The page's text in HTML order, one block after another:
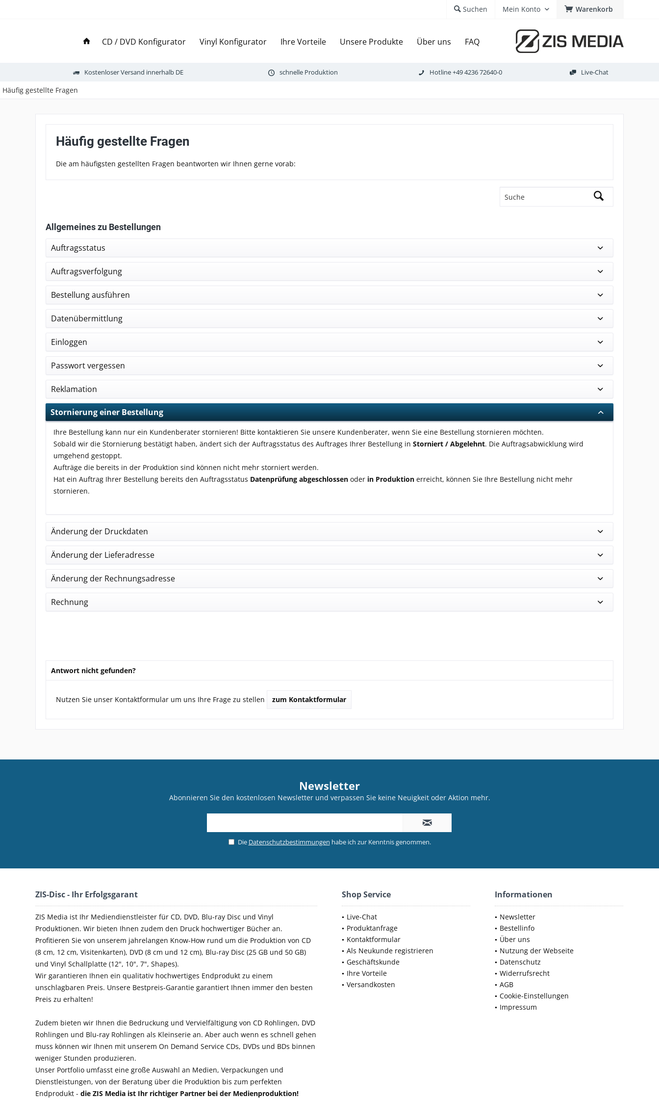
Warenkorb
Mein Konto
Suchen
CD / DVD Konfigurator Vinyl Konfigurator Ihre Vorteile Unsere Produkte Über uns FAQ
Kostenloser Versand innerhalb DE schnelle Produktion Hotline+49 4236 72640-0 Live-Chat
Häufig gestellte Fragen
Häufig gestellte Fragen
Die am häufigsten gestellten Fragen beantworten wir Ihnen gerne vorab:
Allgemeines zu Bestellungen
Auftragsstatus
Auftragsverfolgung
Bestellung ausführen
Datenübermittlung
Einloggen
Passwort vergessen
Reklamation
Stornierung einer Bestellung
Ihre Bestellung kann nur ein Kundenberater stornieren! Bitte kontaktieren Sie unsere Kundenberater, wenn Sie eine Bestellung stornieren möchten.
Sobald wir die Stornierung bestätigt haben, ändert sich der Auftragsstatus des Auftrages Ihrer Bestellung in Storniert / Abgelehnt. Die Auftragsabwicklung wird
umgehend gestoppt.
Aufträge die bereits in der Produktion sind können nicht mehr storniert werden.
Hat ein Auftrag Ihrer Bestellung bereits den Auftragsstatus Datenprüfung abgeschlossen oder in Produktion erreicht, können Sie Ihre Bestellung nicht mehr
stornieren.
Änderung der Druckdaten
Änderung der Lieferadresse
Änderung der Rechnungsadresse
Rechnung
Antwort nicht gefunden?
Nutzen Sie unser Kontaktformular um uns Ihre Frage zu stellen zum Kontaktformular
Newsletter
Abonnieren Sie den kostenlosen Newsletter und verpassen Sie keine Neuigkeit oder Aktion mehr.
Die Datenschutzbestimmungen habe ich zur Kenntnis genommen.
ZIS-Disc - Ihr Erfolgsgarant
ZIS Media ist Ihr Mediendienstleister für CD, DVD, Blu-ray Disc und Vinyl
Produktionen. Wir bieten Ihnen zudem den Druck hochwertiger Bücher an.
Profitieren Sie von unserem jahrelangen Know-How rund um die Produktion von CD
(8 cm, 12 cm, Visitenkarten), DVD (8 cm und 12 cm), Blu-ray Disc (25 GB und 50 GB)
und Vinyl Schallplatte (12", 10", 7", Shapes).
Wir garantieren Ihnen ein qualitativ hochwertiges Endprodukt zu einem
unschlagbaren Preis. Unsere Bestpreis-Garantie garantiert Ihnen immer den besten
Preis zu erhalten!
Zudem bieten wir Ihnen die Bedruckung und Vervielfältigung von CD Rohlingen, DVD
Rohlingen und Blu-ray Rohlingen als Kleinserie an. Aber auch wenn es schnell gehen
muss können wir Ihnen mit unserem On Demand Service CDs, DVDs und BDs binnen
weniger Stunden produzieren.
Unser Portfolio umfasst eine große Auswahl an Medien, Verpackungen und
Dienstleistungen, von der Beratung über die Produktion bis zum perfekten
Endprodukt - die ZIS Media ist Ihr richtiger Partner bei der Medienproduktion!
Shop Service
Live-Chat
Produktanfrage
Kontaktformular
Als Neukunde registrieren
Geschäftskunde
Ihre Vorteile
Versandkosten
Informationen
Newsletter
Bestellinfo
Über uns
Nutzung der Webseite
Datenschutz
Widerrufsrecht
AGB
Cookie-Einstellungen
Impressum